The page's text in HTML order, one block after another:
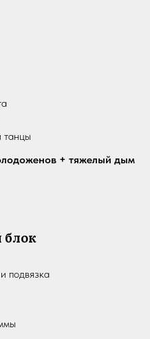
танцы
+ тяжелый дым
подвязка